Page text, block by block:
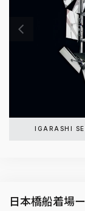
IGARASHI
日本橋船着場